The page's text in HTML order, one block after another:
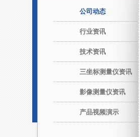
公司动态
行业资讯
技术资讯
三坐标测量仪资讯
影像测量仪资讯
产品视频演示